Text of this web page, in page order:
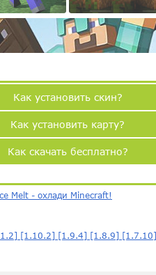
Как установить скин?
Как установить карту?
Как скачать бесплатно?
Melt - охлади Minecraft!
[1.10.2] [1.9.4] [1.8.9] [1.7.10]